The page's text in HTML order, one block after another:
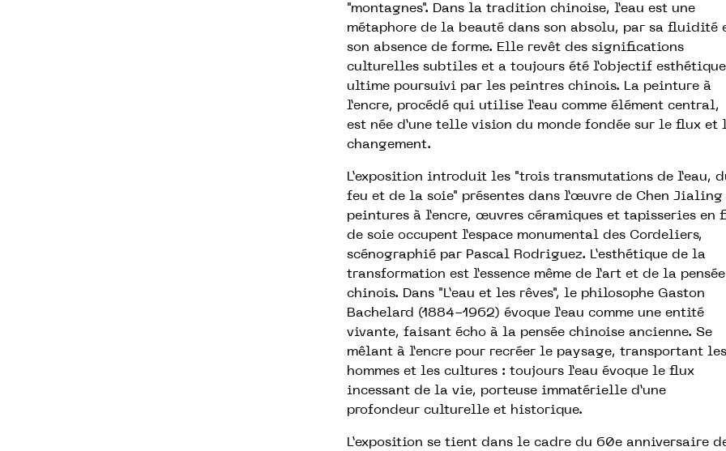
"montagnes". Dans la tradition chinoise, l’eau est une
métaphore de la beauté dans son absolu, par sa fluidité
son absence de forme. Elle revêt des significations
culturelles subtiles et a toujours été l’objectif esthétique
ultime poursuivi par les peintres chinois. La peinture à
l’encre, procédé qui utilise l’eau comme élément central,
est née d’une telle vision du monde fondée sur le flux et
changement.
L’exposition introduit les "trois transmutations de l’eau,
feu et de la soie" présentes dans l’œuvre de Chen Jialing
peintures à l’encre, œuvres céramiques et tapisseries en
de soie occupent l’espace monumental des Cordeliers,
scénographié par Pascal Rodriguez. L’esthétique de la
transformation est l’essence même de l’art et de la pensée
chinois. Dans "L’eau et les rêves", le philosophe Gaston
Bachelard (1884-1962) évoque l’eau comme une entité
vivante, faisant écho à la pensée chinoise ancienne. Se
mêlant à l’encre pour recréer le paysage, transportant les
hommes et les cultures : toujours l’eau évoque le flux
incessant de la vie, porteuse immatérielle d’une
profondeur culturelle et historique.
L’exposition se tient dans le cadre du 60e anniversaire